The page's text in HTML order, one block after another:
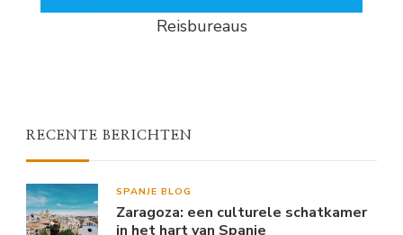
Reisbureaus
RECENTE BERICHTEN
SPANJE BLOG
Zaragoza: een culturele schatkamer
in het hart van Spanje